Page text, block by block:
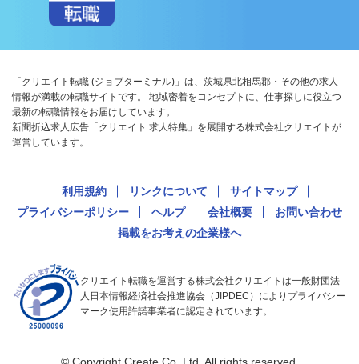
「クリエイト転職 (ジョブターミナル)」は、茨城県北相馬郡・その他の求人
情報が満載の転職サイトです。 地域密着をコンセプトに、仕事探しに役立つ
最新の転職情報をお届けしています。
新聞折込求人広告「クリエイト 求人特集」を展開する株式会社クリエイトが
運営しています。
利用規約 リンクについて
サイトマップ
プライバシーポリシー
ヘルプ 会社概要
お問い合わせ
掲載をお考えの企業様へ
クリエイト転職を運営する株式会社クリエイトは一般財団法
人日本情報経済社会推進協会（JIPDEC）によりプライバシー
マーク使用許諾事業者に認定されています。